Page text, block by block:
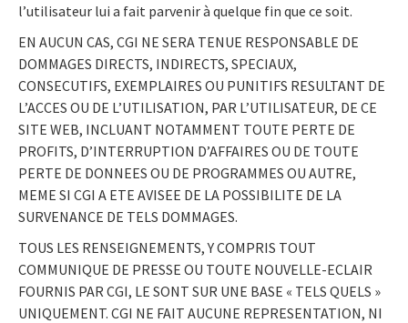
l’utilisateur lui a fait parvenir à quelque fin que ce soit.
EN AUCUN CAS, CGI NE SERA TENUE RESPONSABLE DE
DOMMAGES DIRECTS, INDIRECTS, SPECIAUX,
CONSECUTIFS, EXEMPLAIRES OU PUNITIFS RESULTANT DE
L’ACCES OU DE L’UTILISATION, PAR L’UTILISATEUR, DE CE
SITE WEB, INCLUANT NOTAMMENT TOUTE PERTE DE
PROFITS, D’INTERRUPTION D’AFFAIRES OU DE TOUTE
PERTE DE DONNEES OU DE PROGRAMMES OU AUTRE,
MEME SI CGI A ETE AVISEE DE LA POSSIBILITE DE LA
SURVENANCE DE TELS DOMMAGES.
TOUS LES RENSEIGNEMENTS, Y COMPRIS TOUT
COMMUNIQUE DE PRESSE OU TOUTE NOUVELLE-ECLAIR
FOURNIS PAR CGI, LE SONT SUR UNE BASE « TELS QUELS »
UNIQUEMENT. CGI NE FAIT AUCUNE REPRESENTATION, NI